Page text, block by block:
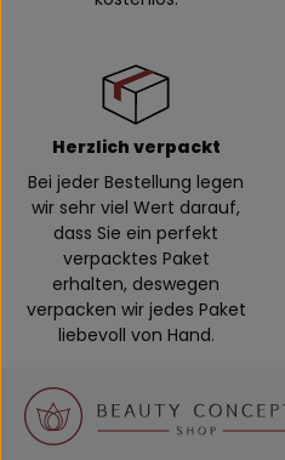
Herzlich verpackt
Bei jeder Bestellung legen
wir sehr viel Wert darauf,
dass Sie ein perfekt
verpacktes Paket
erhalten, deswegen
verpacken wir jedes Paket
liebevoll von Hand.